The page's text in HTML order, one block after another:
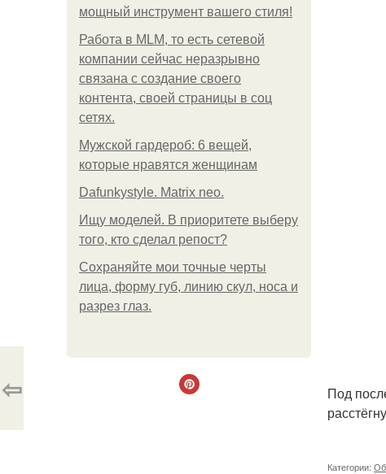
мощный инструмент вашего стиля!
Работа в MLM, то есть сетевой
компании сейчас неразрывно
связана с создание своего
контента, своей страницы в соц
сетях.
Мужской гардероб: 6 вещей,
которые нравятся женщинам
Dafunkystyle. Matrix neo.
Ищу моделей. В приоритете выберу
того, кто сделал репост?
Сохраняйте мои точные черты
лица, форму губ, линию скул, носа и
разрез глаз.
Под
Категории:
⇦